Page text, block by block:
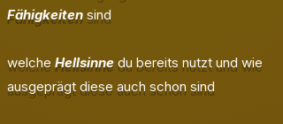
Fähigkeiten sind
welche Hellsinne du bereits nutzt und wie
ausgeprägt diese auch schon sind